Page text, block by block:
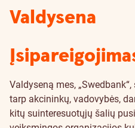
Valdysena
Valdyseną mes,
tarp akcininkų, vadovybės,
kitų suinteresuotųjų šalių